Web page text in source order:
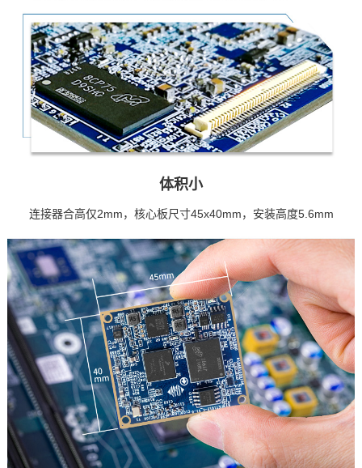
体积小
连接器合高仅2mm，核心板尺寸45x40mm，安装高度5.6mm